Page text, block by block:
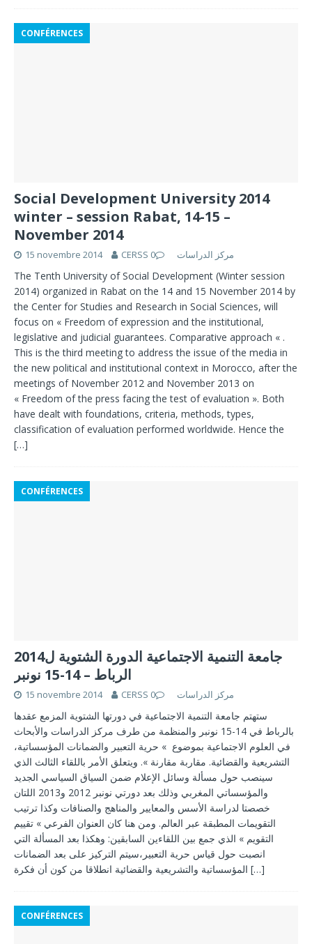
CONFÉRENCES
Social Development University 2014
winter – session Rabat, 14-15 –
November 2014
15 novembre 2014 CERSS مركز الدراسات 0
The Tenth University of Social Development (Winter session
2014) organized in Rabat on the 14 and 15 November 2014 by
the Center for Studies and Research in Social Sciences, will
focus on « Freedom of expression and the institutional,
legislative and judicial guarantees. Comparative approach « .
This is the third meeting to address the issue of the media in
the new political and institutional context in Morocco, after the
meetings of November 2012 and November 2013 on
« Freedom of the press facing the test of evaluation ». Both
have dealt with foundations, criteria, methods, types,
classification of evaluation performed worldwide. Hence the
[…]
CONFÉRENCES
جامعة التنمية الاجتماعية الدورة الشتوية ل2014
الرباط – 14-15 نونبر
15 novembre 2014 CERSS مركز الدراسات 0
ستهتم جامعة التنمية الاجتماعية في دورتها الشتوية المزمع عقدها
بالرباط في 14-15 نونبر والمنظمة من طرف مركز الدراسات والأبحاث
في العلوم الاجتماعية بموضوع » حرية التعبير والضمانات المؤسساتية،
التشريعية والقضائية. مقاربة مقارنة ». ويتعلق الأمر باللقاء الثالث الذي
سينصب حول مسألة وسائل الإعلام ضمن السياق السياسي الجديد
والمؤسساتي المغربي وذلك بعد دورتي نونبر 2012 و2013 اللتان
خصصتا لدراسة الأسس والمعايير والمناهج والصنافات وكذا ترتيب
التقويمات المطبقة عبر العالم. ومن هنا كان العنوان الفرعي » تقييم
التقويم » الذي جمع بين اللقاءين السابقين: وهكذا بعد المسألة التي
انصبت حول قياس حرية التعبير،سيتم التركيز على بعد الضمانات
[…]
CONFÉRENCES